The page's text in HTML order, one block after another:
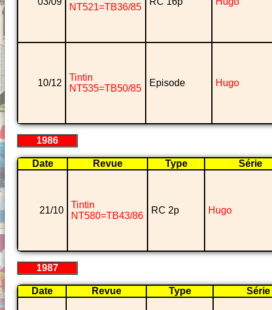
NT521=TB36/85
10/12
Tintin
NT535=TB50/85
Episode Hugo
1986
Date Revue Type Série
21/10
Tintin
NT580=TB43/86
RC 2p Hugo
1987
Date Revue Type Série